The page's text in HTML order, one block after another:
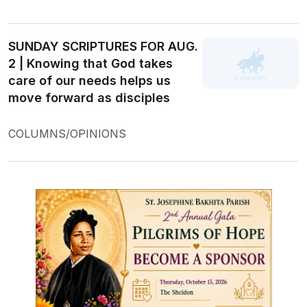
SUNDAY SCRIPTURES FOR AUG.
2 | Knowing that God takes
care of our needs helps us
move forward as disciples
COLUMNS/OPINIONS